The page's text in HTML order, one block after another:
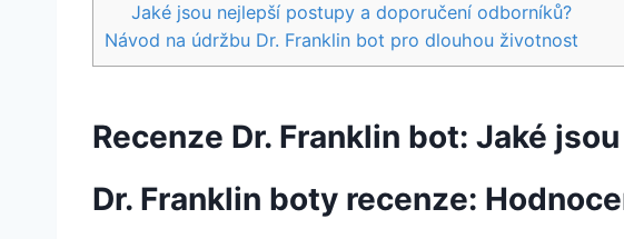
Jaké jsou nejlepší postupy a doporučení odborníků?
Návod ⁣na údržbu Dr.‍ Franklin bot pro dlouhou životnost
Recenze Dr. Franklin⁢ bot: Jaké
Dr. ⁤Franklin boty recenze: